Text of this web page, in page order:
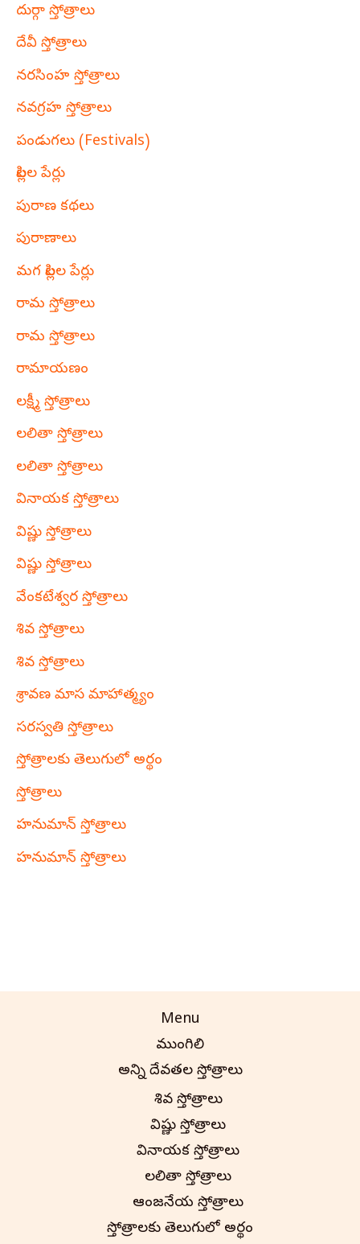
దుర్గా స్తోత్రాలు
దేవీ స్తోత్రాలు
నరసింహ స్తోత్రాలు
నవగ్రహ స్తోత్రాలు
పండుగలు (Festivals)
పిల్లల పేర్లు
పురాణ కథలు
పురాణాలు
మగ పిల్లల పేర్లు
రామ స్తోత్రాలు
రామ స్తోత్రాలు
రామాయణం
లక్ష్మీ స్తోత్రాలు
లలితా స్తోత్రాలు
లలితా స్తోత్రాలు
వినాయక స్తోత్రాలు
విష్ణు స్తోత్రాలు
విష్ణు స్తోత్రాలు
వేంకటేశ్వర స్తోత్రాలు
శివ స్తోత్రాలు
శివ స్తోత్రాలు
శ్రావణ మాస మాహాత్మ్యం
సరస్వతి స్తోత్రాలు
స్తోత్రాలకు తెలుగులో అర్థం
స్తోత్రాలు
హనుమాన్ స్తోత్రాలు
హనుమాన్ స్తోత్రాలు
Menu
ముంగిలి
అన్ని దేవతల స్తోత్రాలు
శివ స్తోత్రాలు
విష్ణు స్తోత్రాలు
వినాయక స్తోత్రాలు
లలితా స్తోత్రాలు
ఆంజనేయ స్తోత్రాలు
స్తోత్రాలకు తెలుగులో అర్థం